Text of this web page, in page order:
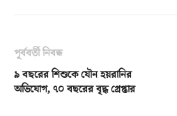
পূর্ববর্তী নিবন্ধ
৯ বছরের শিশুকে যৌন হয়রানির
অভিযোগ, ৭০ বছরের বৃদ্ধ গ্রেপ্তার